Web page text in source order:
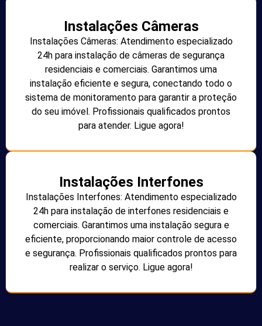
Instalações Câmeras
Instalações Câmeras: Atendimento especializado
24h para instalação de câmeras de segurança
residenciais e comerciais. Garantimos uma
instalação eficiente e segura, conectando todo o
sistema de monitoramento para garantir a proteção
do seu imóvel. Profissionais qualificados prontos
para atender. Ligue agora!
Instalações Interfones
Instalações Interfones: Atendimento especializado
24h para instalação de interfones residenciais e
comerciais. Garantimos uma instalação segura e
eficiente, proporcionando maior controle de acesso
e segurança. Profissionais qualificados prontos para
realizar o serviço. Ligue agora!